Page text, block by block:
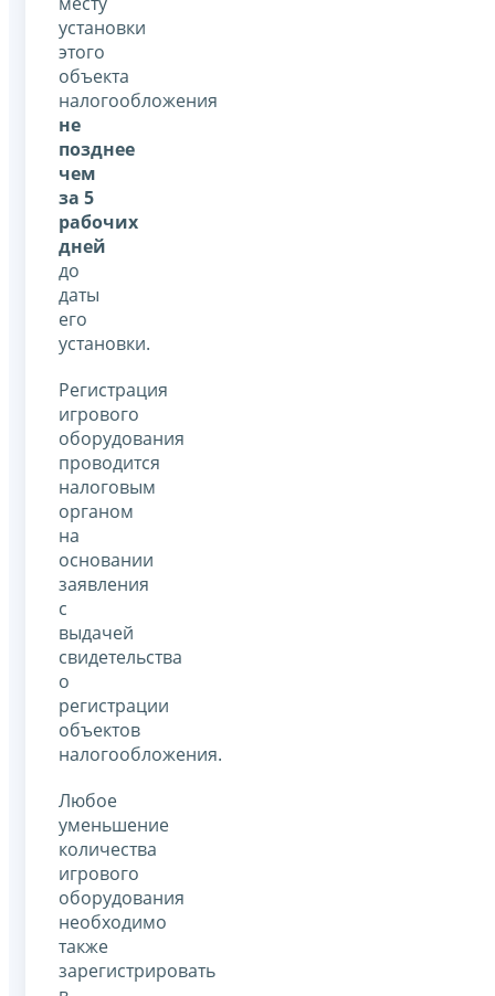
установки
этого
объекта
налогообложения
не
позднее
чем
за 5
рабочих
дней
до
даты
его
установки.
Регистрация
игрового
оборудования
проводится
налоговым
органом
на
основании
заявления
с
выдачей
свидетельства
о
регистрации
объектов
налогообложения.
Любое
уменьшение
количества
игрового
оборудования
необходимо
также
зарегистрировать